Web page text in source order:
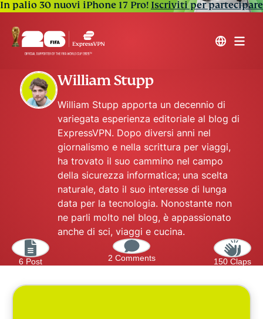
In palio 30 nuovi iPhone 17 Pro! Iscriviti per partecipare
William Stupp
William Stupp apporta un decennio di
variegata esperienza editoriale al blog di
ExpressVPN. Dopo diversi anni nel
giornalismo e nella scrittura per viaggi,
ha trovato il suo cammino nel campo
della sicurezza informatica; una scelta
naturale, dato il suo interesse di lunga
data per la tecnologia. Nonostante non
ne parli molto nel blog, è appassionato
anche di sci, viaggi e cucina.
6 Post 2 Comments 150 Claps